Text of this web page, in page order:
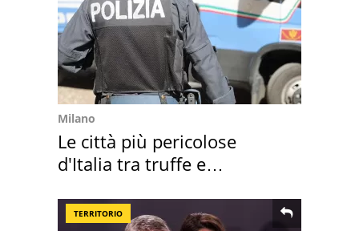
Milano
Le città più pericolose
d'Italia tra truffe e
TERRITORIO